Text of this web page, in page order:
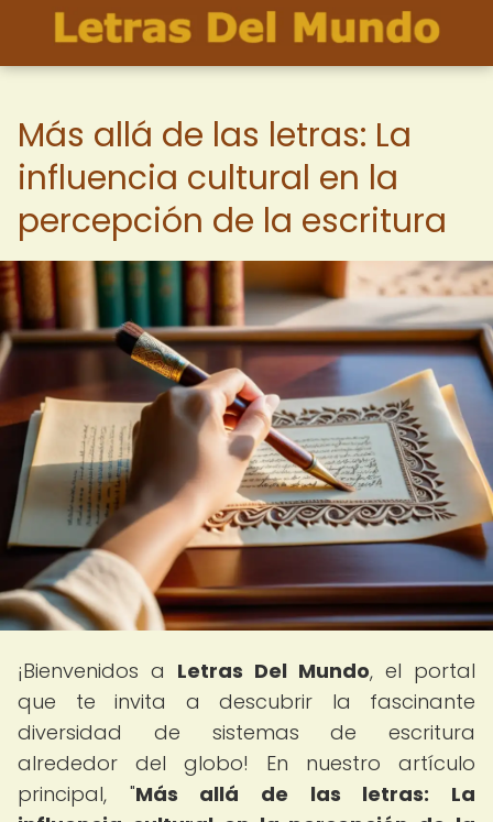
Más allá de las letras: La
influencia cultural en la
percepción de la escritura
¡Bienvenidos a Letras Del Mundo, el portal
que te invita a descubrir la fascinante
diversidad de sistemas de escritura
alrededor del globo! En nuestro artículo
principal, "Más allá de las letras: La